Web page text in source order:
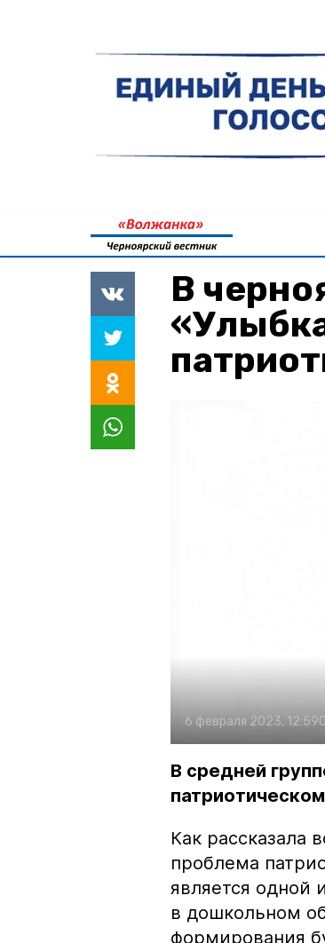
В
6 февраля 2023, 12:59
В средней
Как рассказала
проблема
является одной
в дошкольном
формирования